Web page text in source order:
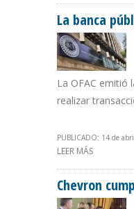
La banca
La OFAC emitió
realizar
PUBLICADO: 14 de
LEER MÁS
Chevron